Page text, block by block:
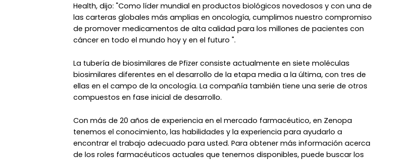
Health, dijo: "Como líder mundial en productos biológicos novedosos y con una de
las carteras globales más amplias en oncología, cumplimos nuestro compromiso
de promover medicamentos de alta calidad para los millones de pacientes con
cáncer en todo el mundo hoy y en el futuro ".
La tubería de biosimilares de Pfizer consiste actualmente en siete moléculas
biosimilares diferentes en el desarrollo de la etapa media a la última, con tres de
ellas en el campo de la oncología. La compañía también tiene una serie de otros
compuestos en fase inicial de desarrollo.
Con más de 20 años de experiencia en el mercado farmacéutico, en Zenopa
tenemos el conocimiento, las habilidades y la experiencia para ayudarlo a
encontrar el trabajo adecuado para usted. Para obtener más información acerca
de los roles farmacéuticos actuales que tenemos disponibles, puede buscar los